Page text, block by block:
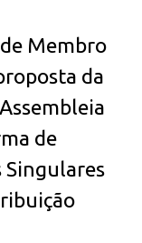
Membro
da
de
Singulares